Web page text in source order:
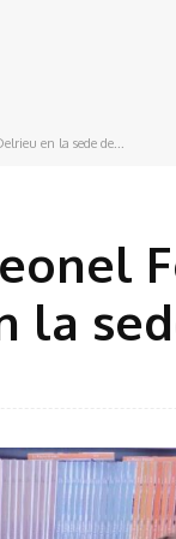
en la sede de...
la